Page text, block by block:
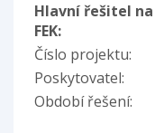
Hlavní řešitel na
FEK:
Číslo projektu:
Poskytovatel:
Období řešení: